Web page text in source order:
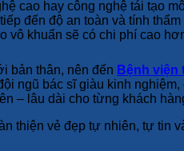
cao hay công nghệ tái tạo
đến độ an toàn và tính thẩm
vô khuẩn sẽ có chi phí cao
bản thân, nên đến Bệnh viện
ngũ bác sĩ giàu kinh
– lâu dài cho từng khách
thiện vẻ đẹp tự nhiên, tự tin